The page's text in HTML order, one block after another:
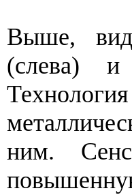
Выше,
(слева) и
ним.